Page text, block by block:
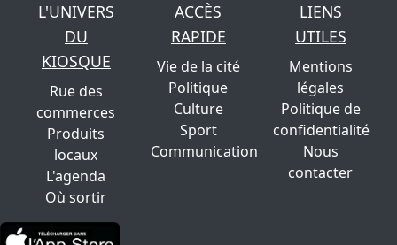
L'UNIVERS
DU
KIOSQUE
Rue des
commerces
Produits
locaux
L'agenda
Où sortir
ACCÈS
RAPIDE
Vie de la cité
Politique
Culture
Sport
Communication
LIENS
UTILES
Mentions
légales
Politique de
confidentialité
Nous
contacter